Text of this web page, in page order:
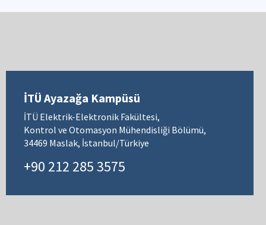
İTÜ Ayazağa Kampüsü
İTÜ Elektrik-Elektronik Fakültesi,
Kontrol ve Otomasyon Mühendisliği Bölümü,
34469 Maslak, İstanbul/Türkiye
+90 212 285 3575